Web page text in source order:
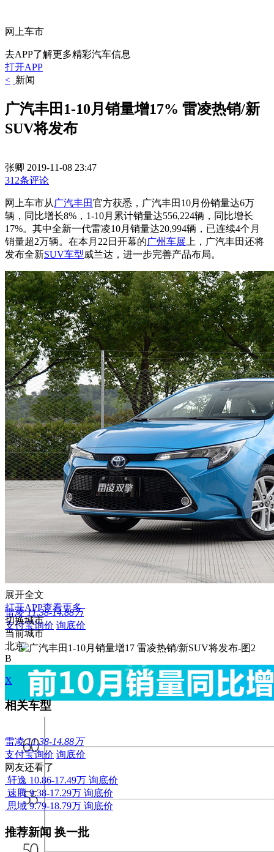
网上车市
去APP了解更多精彩汽车信息
打开APP
< 新闻
广汽丰田1-10月销量增17% 雷凌热销/新
SUV将发布
张卿 2019-11-08 23:47
312条评论
网上车市从 广汽丰田官方获悉，广汽丰田10月份销量达6万
辆，同比增长8%，1-10月累计销量达556,224辆，同比增长
17%。其中全新一代雷凌10月销量达20,994辆，已连续4个月
销量超2万辆。在本月22日开幕的广州车展 上，广汽丰田还将
发布全新SUV车型威兰达，进一步完善产品布局。
雷凌 11.38-14.88万
支付宝询价 询底价
展开全文
打开APP查看更多
切换城市
当前城市
北京
B
X
相关车型
雷凌 11.38-14.88万
支付宝询价 询底价
网友还看了
轩逸 10.86-17.49万 询底价
速腾 9.38-17.29万 询底价
思域 9.79-18.79万 询底价
推荐新闻 换一批